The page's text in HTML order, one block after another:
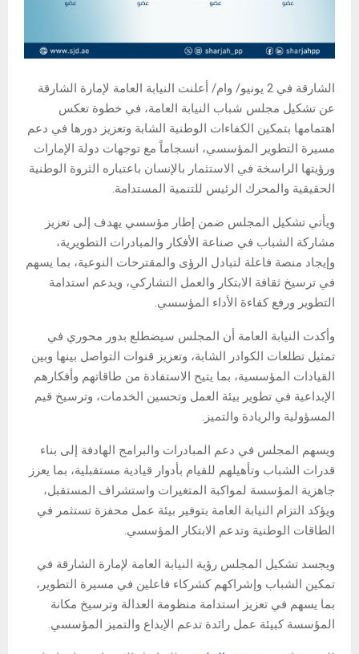
الشارقة في 2 يونيو/ وام/ أعلنت النيابة العامة لإمارة الشارقة
عن تشكيل مجلس شباب النيابة العامة، في خطوة تعكس
اهتمامها بتمكين الكفاءات الوطنية الشابة وتعزيز دورها في دعم
مسيرة التطوير المؤسسي، انسجاماً مع توجهات دولة الإمارات
ورؤيتها الراسخة في الاستثمار بالإنسان باعتباره الثروة الوطنية
الحقيقية والمحرك الرئيس للتنمية المستدامة.
ويأتي تشكيل المجلس ضمن إطار مؤسسي يهدف إلى تعزيز
مشاركة الشباب في صناعة الأفكار والمبادرات التطويرية،
وإيجاد منصة فاعلة لتبادل الرؤى والمقترحات النوعية، بما يسهم
في ترسيخ ثقافة الابتكار والعمل التشاركي، ويدعم استدامة
التطوير ورفع كفاءة الأداء المؤسسي.
وأكدت النيابة العامة أن المجلس سيضطلع بدور محوري في
تمثيل تطلعات الكوادر الشابة، وتعزيز قنوات التواصل بينها وبين
القيادات المؤسسية، بما يتيح الاستفادة من طاقاتهم وأفكارهم
الإبداعية في تطوير بيئة العمل وتحسين الخدمات، وترسيخ قيم
المسؤولية والريادة والتميز.
ويسهم المجلس في دعم المبادرات والبرامج الهادفة إلى بناء
قدرات الشباب وتأهيلهم للقيام بأدوار قيادية مستقبلية، بما يعزز
جاهزية المؤسسة لمواكبة المتغيرات واستشراف المستقبل،
ويؤكد التزام النيابة العامة بتوفير بيئة عمل محفزة تستثمر في
الطاقات الوطنية وتدعم الابتكار المؤسسي.
ويجسد تشكيل المجلس رؤية النيابة العامة لإمارة الشارقة في
تمكين الشباب وإشراكهم كشركاء فاعلين في مسيرة التطوير،
بما يسهم في تعزيز استدامة منظومة العدالة وترسيخ مكانة
المؤسسة كبيئة عمل رائدة تدعم الإبداع والتميز المؤسسي.